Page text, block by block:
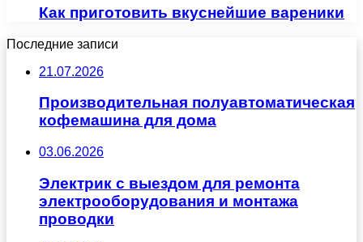
Как приготовить вкуснейшие вареники
Последние записи
21.07.2026
Производительная полуавтоматическая
кофемашина для дома
03.06.2026
Электрик с выездом для ремонта
электрооборудования и монтажа
проводки